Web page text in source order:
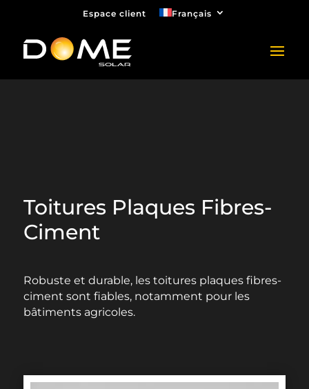
Espace client Français
Toitures Plaques Fibres-
Ciment
Robuste et durable, les toitures plaques fibres-
ciment sont fiables, notamment pour les
bâtiments agricoles.